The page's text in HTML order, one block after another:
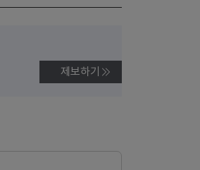
제보하기